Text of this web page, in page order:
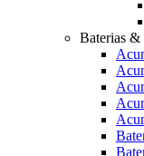
Baterias &